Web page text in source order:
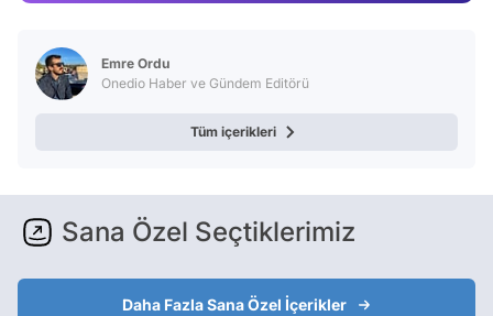
Emre Ordu
Onedio Haber ve Gündem Editörü
Tüm içerikleri
Sana Özel Seçtiklerimiz
Daha Fazla Sana Özel İçerikler